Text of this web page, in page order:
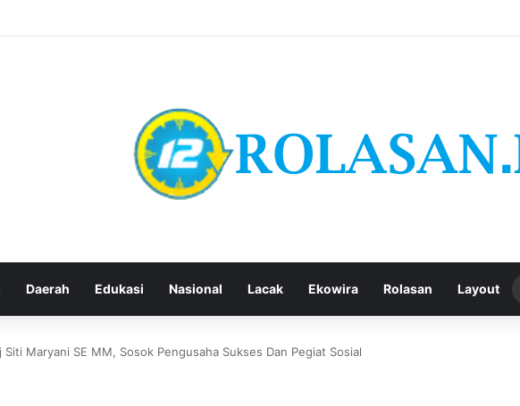
Daerah Edukasi Nasional Lacak Ekowira Rolasan Layout
Siti Maryani SE MM, Sosok Pengusaha Sukses Dan Pegiat Sosial